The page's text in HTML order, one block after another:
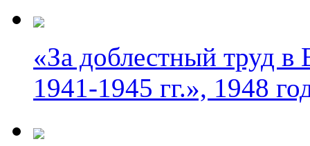
«За доблестный труд в
1941-1945 гг.», 1948